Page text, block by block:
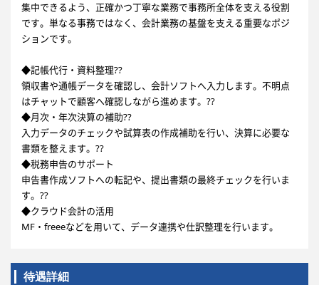
集中できるよう、正確かつ丁寧な業務で事務所全体を支える役割
です。単なる事務ではなく、会計業務の基盤を支える重要なポジ
ションです。
◆記帳代行・資料整理??
領収書や通帳データを確認し、会計ソフトへ入力します。不明点
はチャットで顧客へ確認しながら進めます。??
◆月次・年次決算の補助??
入力データのチェックや試算表の作成補助を行い、決算に必要な
書類を整えます。??
◆税務申告のサポート
申告書作成ソフトへの転記や、提出書類の最終チェックを行いま
す。??
◆クラウド会計の活用
MF・freeeなどを用いて、データ連携や仕訳整理を行います。
待遇詳細